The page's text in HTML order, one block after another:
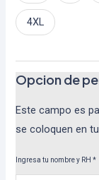
4XL
Opcion de
Este campo es
se coloquen en
Ingresa tu nombre y RH*